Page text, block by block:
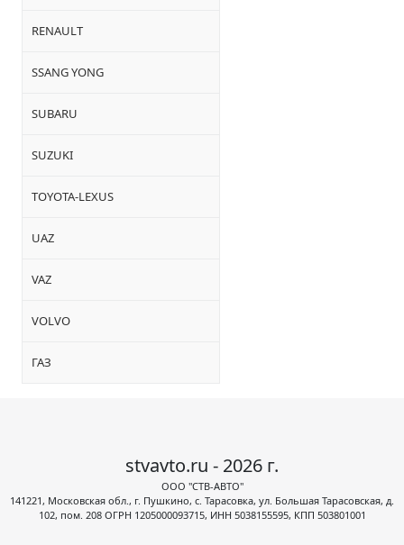
RENAULT
SSANG YONG
SUBARU
SUZUKI
TOYOTA-LEXUS
UAZ
VAZ
VOLVO
ГАЗ
stvavto.ru - 2026 г.
ООО "СТВ-АВТО"
141221, Московская обл., г. Пушкино, с. Тарасовка, ул. Большая Тарасовская, д.
102, пом. 208 ОГРН 1205000093715, ИНН 5038155595, КПП 503801001